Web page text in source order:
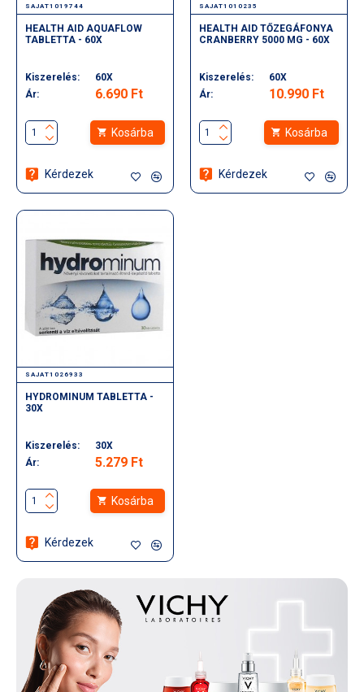
SAJAT1019744
HEALTH AID AQUAFLOW
TABLETTA - 60X
Kiszerelés:
60X
Ár:
6.690 Ft
Kosárba
Kérdezek
SAJAT1010235
HEALTH AID TŐZEGÁFONYA
CRANBERRY 5000 MG - 60X
Kiszerelés:
60X
Ár:
10.990 Ft
Kosárba
Kérdezek
SAJAT1026933
HYDROMINUM TABLETTA -
30X
Kiszerelés:
30X
Ár:
5.279 Ft
Kosárba
Kérdezek